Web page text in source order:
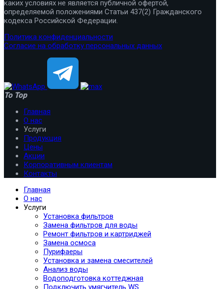
каких условиях не является публичной офертой,
определяемой положениями Статьи 437(2) Гражданского
кодекса Российской Федерации.
Политика конфиденциальности
Согласие на обработку персональных данных
To Top
Главная
О нас
Услуги
Продукция
Цены
Акции
Корпоративным клиентам
Контакты
Главная
О нас
Услуги
Установка фильтров
Замена фильтров для воды
Ремонт фильтров и картриджей
Замена осмоса
Пурифаеры
Установка и замена смесителей
Анализ воды
Водоподготовка коттеджная
Подключить умягчитель WS